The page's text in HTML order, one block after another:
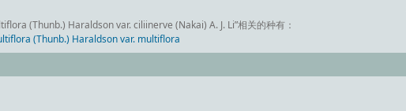
(Thunb.) Haraldson var. ciliinerve (Nakai) A. J. Li”相关的种有：
(Thunb.) Haraldson var. multiflora